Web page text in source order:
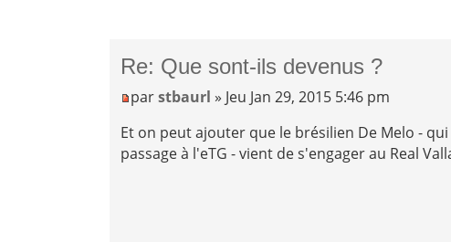
Re: Que sont-ils devenus ?
parstbaurl » Jeu Jan 29, 2015 5:46 pm
Et on peut ajouter que le brésilien De Melo -
passage à l'eTG - vient de s'engager au Real